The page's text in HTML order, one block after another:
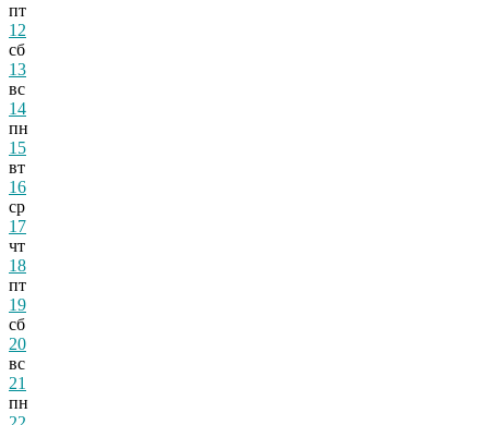
пт
12
сб
13
вс
14
пн
15
вт
16
ср
17
чт
18
пт
19
сб
20
вс
21
пн